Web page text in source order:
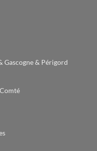
Gascogne & Périgord